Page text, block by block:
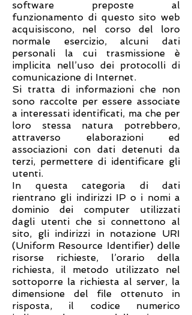
software preposte al
funzionamento di questo sito web
acquisiscono, nel corso del loro
normale esercizio, alcuni dati
personali la cui trasmissione è
implicita nell’uso dei protocolli di
comunicazione di Internet.
Si tratta di informazioni che non
sono raccolte per essere associate
a interessati identificati, ma che per
loro stessa natura potrebbero,
attraverso elaborazioni ed
associazioni con dati detenuti da
terzi, permettere di identificare gli
utenti.
In questa categoria di dati
rientrano gli indirizzi IP o i nomi a
dominio dei computer utilizzati
dagli utenti che si connettono al
sito, gli indirizzi in notazione URI
(Uniform Resource Identifier) delle
risorse richieste, l’orario della
richiesta, il metodo utilizzato nel
sottoporre la richiesta al server, la
dimensione del file ottenuto in
risposta, il codice numerico